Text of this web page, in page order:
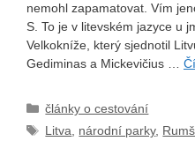
nemohl zapamatovat. Vím
S. To je v litevském jazyce u
Velkokníže, který sjednotil
Gediminas a Mickevičius …
Rubriky
články o cestování
Štítky
Litva, národní parky,